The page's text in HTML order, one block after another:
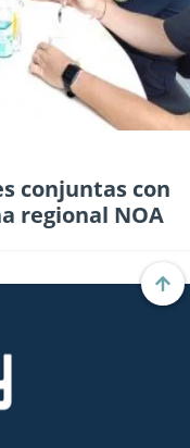
conjuntas con
regional NOA